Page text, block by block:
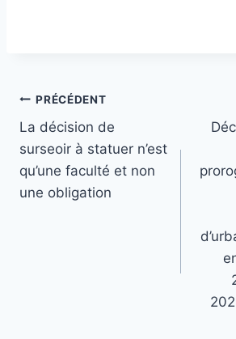
Navigation
de
l’article
PRÉCÉDENT
La décision de
surseoir à statuer n’est
qu’une faculté et non
une obligation